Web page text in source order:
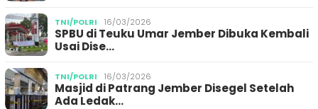
TNI/POLRI 16/03/2026
SPBU di Teuku Umar Jember Dibuka Kembali
Usai Dise…
TNI/POLRI 16/03/2026
Masjid di Patrang Jember Disegel Setelah
Ada Ledak…